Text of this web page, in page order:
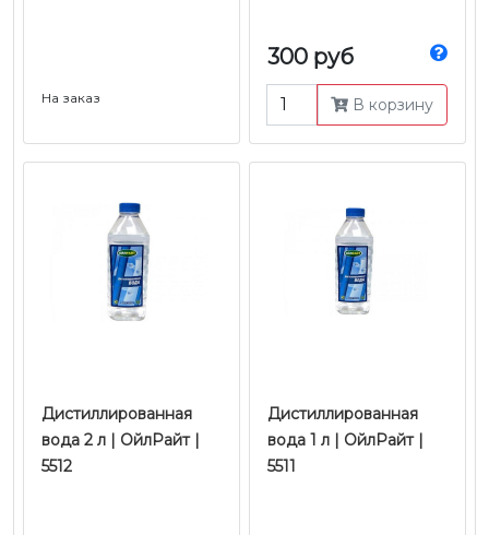
На заказ
300 руб
В корзину
Дистиллированная
вода 2 л | ОйлРайт |
5512
Дистиллированная
вода 1 л | ОйлРайт |
5511